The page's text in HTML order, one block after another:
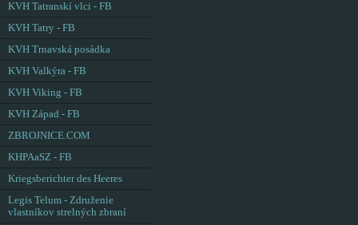
KVH Tatranskí vlci - FB
KVH Tatry - FB
KVH Trnavská posádka
KVH Valkýra - FB
KVH Viking - FB
KVH Západ - FB
ZBROJNICE.COM
KHPAaSZ - FB
Kriegsberichter des Heeres
Legis Telum - Združenie
vlastníkov strelných zbraní